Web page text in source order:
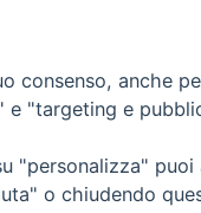
Molfetta (BA)
consenso, anche
"targeting e
"personalizza"
o chiudendo